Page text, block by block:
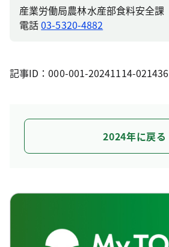
産業労働局農林水産部食料安全課
電話03-5320-4882
記事ID：000-001-20241114-021436
2024年に戻る